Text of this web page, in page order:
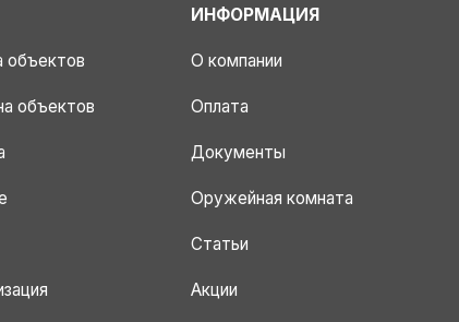
объектов
объектов
ИНФОРМАЦИЯ
О компании
Оплата
Документы
Оружейная комната
Статьи
Акции